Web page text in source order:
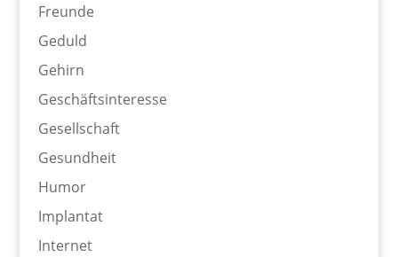
Freunde
Geduld
Gehirn
Geschäftsinteresse
Gesellschaft
Gesundheit
Humor
Implantat
Internet